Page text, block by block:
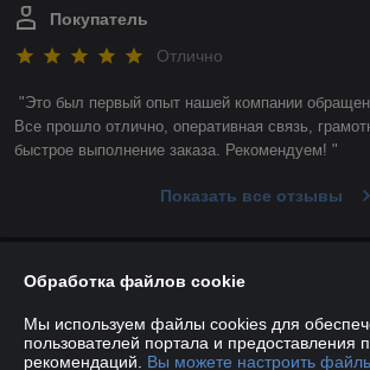
Покупатель
Отлично
"Это был первый опыт нашей компании
Все прошло отлично, оперативная связь,
быстрое выполнение заказа. Рекомендуем! "
Показать все отзывы
О нас
Контакты
Обработка файлов cookie
Мы используем файлы cookies для
пользователей портала и предоставления
рекомендаций. Вы можете настроить